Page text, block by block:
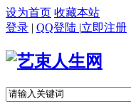
设为首页 收藏本站
登录 | QQ登陆 |立即注册